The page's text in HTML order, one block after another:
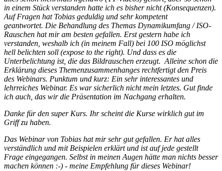
in einem Stück verstanden hatte ich es bisher nicht (Konsequenzen).
Auf Fragen hat Tobias geduldig und sehr kompetent
geantwortet. Die Behandlung des Themas Dynamikumfang / ISO-
Rauschen hat mir am besten gefallen. Erst gestern habe ich
verstanden, weshalb ich (in meinem Fall) bei 100 ISO möglichst
hell belichten soll (expose to the right). Und dass es die
Unterbelichtung ist, die das Bildrauschen erzeugt. Alleine schon die
Erklärung dieses Themenzusammenhanges rechtfertigt den Preis
des Webinars. Punktum und kurz: Ein sehr interessantes und
lehrreiches Webinar. Es war sicherlich nicht mein letztes. Gut finde
ich auch, das wir die Präsentation im Nachgang erhalten.
Danke für den super Kurs. Ihr scheint die Kurse wirklich gut im
Griff zu haben.
Das Webinar von Tobias hat mir sehr gut gefallen. Er hat alles
verständlich und mit Beispielen erklärt und ist auf jede gestellt
Frage eingegangen. Selbst in meinen Augen hätte man nichts besser
machen können :-) - meine Empfehlung für dieses Webinar!